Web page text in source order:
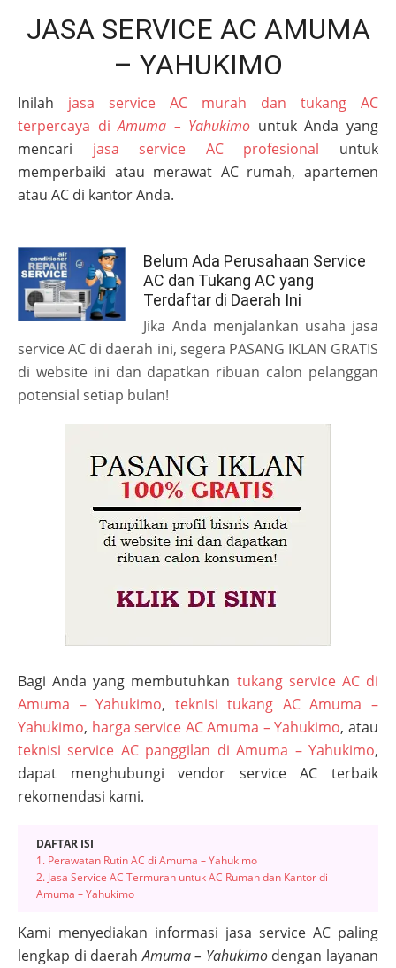
JASA SERVICE AC AMUMA
– YAHUKIMO
Inilah jasa service AC murah dan tukang AC
terpercaya diAmuma – Yahukimo untuk Anda yang
mencari jasa service AC profesional untuk
memperbaiki atau merawat AC rumah, apartemen
atau AC di kantor Anda.
Belum Ada Perusahaan Service
AC dan Tukang AC yang
Terdaftar di Daerah Ini
Jika Anda menjalankan usaha jasa
service AC di daerah ini, segera PASANG IKLAN GRATIS
di website ini dan dapatkan ribuan calon pelanggan
potensial setiap bulan!
Bagi Anda yang membutuhkan tukang service AC di
Amuma – Yahukimo, teknisi tukang AC Amuma –
Yahukimo, harga service AC Amuma – Yahukimo, atau
teknisi service AC panggilan di Amuma – Yahukimo,
dapat menghubungi vendor service AC terbaik
rekomendasi kami.
DAFTAR ISI
1. Perawatan Rutin AC di Amuma – Yahukimo
2. Jasa Service AC Termurah untuk AC Rumah dan Kantor di
Amuma – Yahukimo
Kami menyediakan informasi jasa service AC paling
lengkap di daerahAmuma – Yahukimodengan layanan